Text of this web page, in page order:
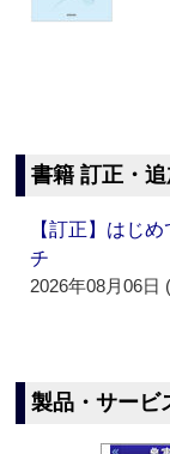
書籍 訂正・
【訂正】はじ
チ
2026年08月06日
製品・サービ